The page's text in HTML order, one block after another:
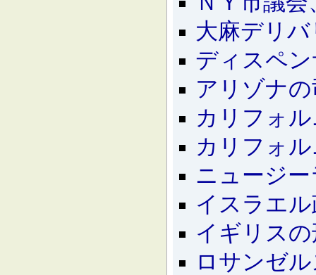
大麻デリ
ディスペ
アリゾナ
カリフォ
カリフォ
ニュージ
イスラエ
イギリス
ロサンゼ